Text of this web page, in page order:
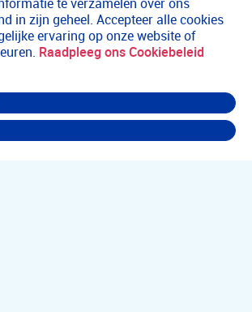
in zijn geheel. Accepteer alle cookies
ervaring op onze website of
Raadpleeg ons Cookiebeleid